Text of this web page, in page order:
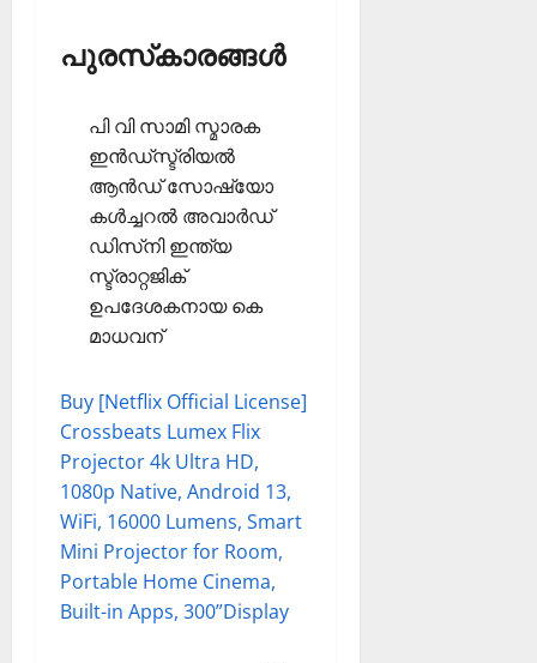
പുരസ്‌കാരങ്ങള്‍
പി വി സാമി സ്മാരക
ഇന്‍ഡ്‌സ്ട്രിയല്‍
ആന്‍ഡ് സോഷ്യോ
കള്‍ച്ചറല്‍ അവാര്‍ഡ്
ഡിസ്‌നി ഇന്ത്യ
സ്ട്രാറ്റജിക്
ഉപദേശകനായ കെ
മാധവന്‌
Buy [Netflix Official License]
Crossbeats Lumex Flix
Projector 4k Ultra HD,
1080p Native, Android 13,
WiFi, 16000 Lumens, Smart
Mini Projector for Room,
Portable Home Cinema,
Built-in Apps, 300”Display